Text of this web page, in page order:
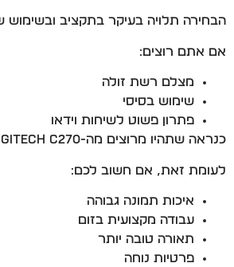
הבחירה תלויה בעיקר בתקציב ובשימוש
אם אתם רוצים:
מצלם רשת זולה
שימוש בסיסי
פתרון פשוט לשיחות וידאו
כנראה שתהיו מרוצים מה-Logitech C270.
לעומת זאת, אם חשוב לכם:
איכות תמונה גבוהה
עבודה מקצועית בזום
תאורה טובה יותר
פרטיות נוחה